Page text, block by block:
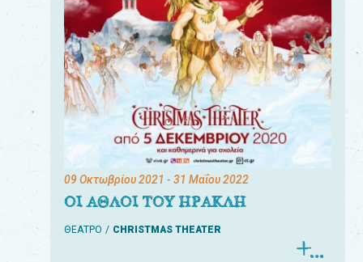
09 Οκτωβρίου 2021 - 31 Μαΐου 2022
ΟΙ ΑΘΛΟΙ ΤΟΥ ΗΡΑΚΛΗ
ΘΕΑΤΡΟ CHRISTMAS THEATER